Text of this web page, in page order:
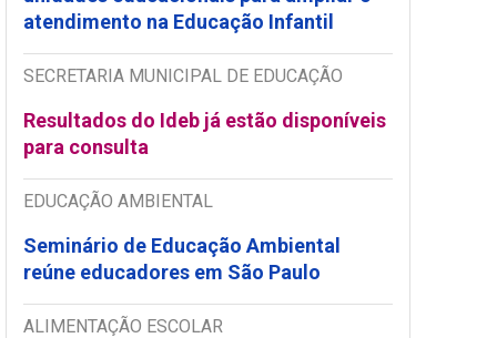
atendimento na Educação Infantil
SECRETARIA MUNICIPAL DE EDUCAÇÃO
Resultados do Ideb já estão disponíveis
para consulta
EDUCAÇÃO AMBIENTAL
Seminário de Educação Ambiental
reúne educadores em São Paulo
ALIMENTAÇÃO ESCOLAR